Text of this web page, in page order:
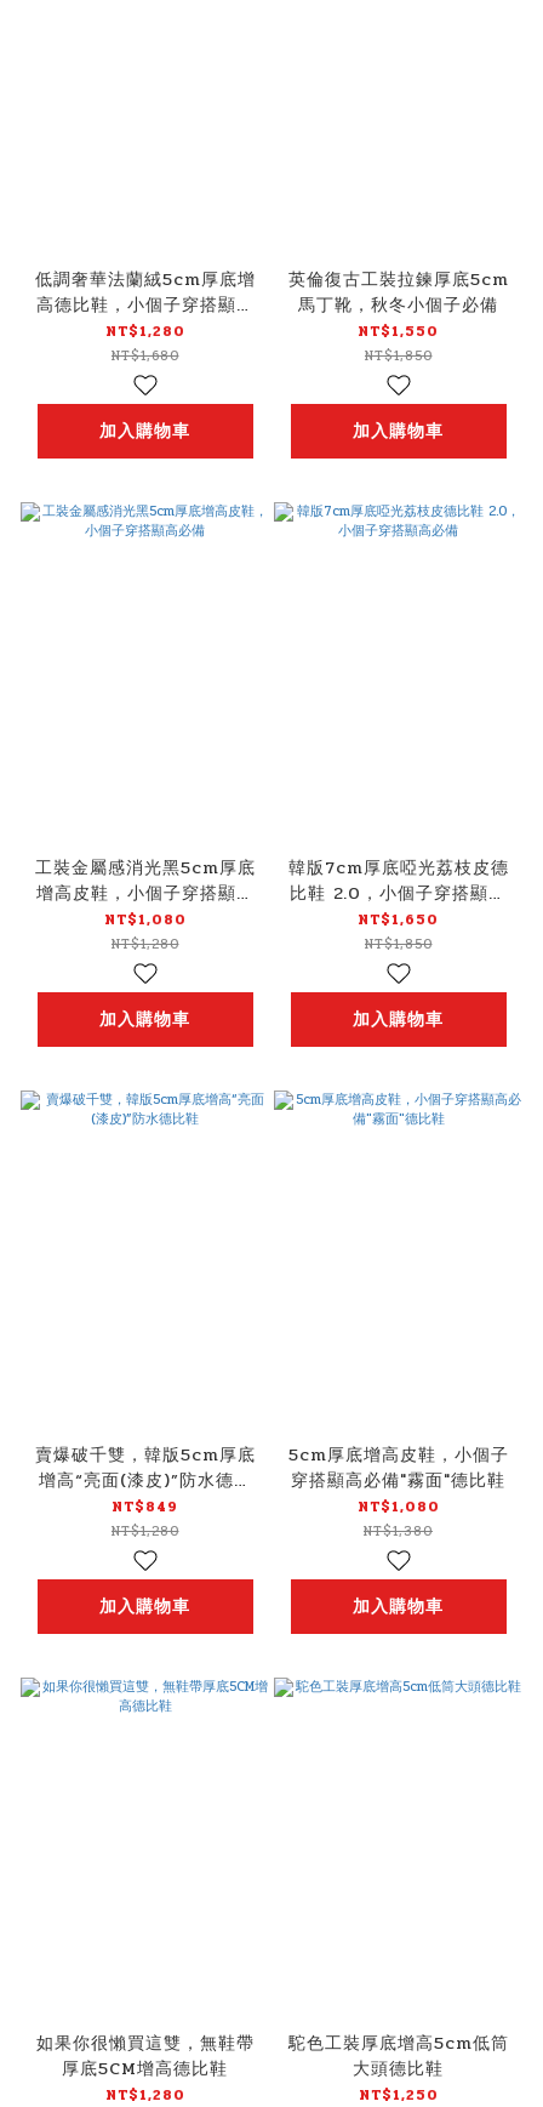
低調奢華法蘭絨5cm厚底增
高德比鞋，小個子穿搭顯高
必備
NT$1,280
NT$1,680
加入購物車
英倫復古工裝拉鍊厚底5cm
馬丁靴，秋冬小個子必備
NT$1,550
NT$1,850
加入購物車
工裝金屬感消光黑5cm厚底
增高皮鞋，小個子穿搭顯高
必備
NT$1,080
NT$1,280
加入購物車
韓版7cm厚底啞光荔枝皮德
比鞋 2.0，小個子穿搭顯高
必備
NT$1,650
NT$1,850
加入購物車
賣爆破千雙，韓版5cm厚底
增高“亮面(漆皮)”防水德比
鞋
NT$849
NT$1,280
加入購物車
5cm厚底增高皮鞋，小個子
穿搭顯高必備"霧面"德比鞋
NT$1,080
NT$1,380
加入購物車
如果你很懶買這雙，無鞋帶
厚底5CM增高德比鞋
NT$1,280
駝色工裝厚底增高5cm低筒
大頭德比鞋
NT$1,250